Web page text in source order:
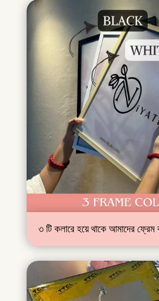
৩ টি কলারে হয়ে থাকে আমাদের